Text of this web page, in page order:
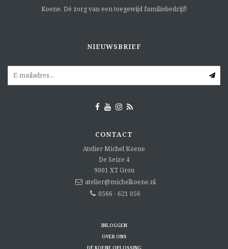
Koene. Dé zorg van een toegewijd familiebedrijf!
NIEUWSBRIEF
CONTACT
Atelier Michel Koene
De Seize 4
9001 XT Grou
atelier@michelkoene.nl
0566 - 621 056
INLOGGEN
OVER ONS
DÉ KOENE OPLOSSING